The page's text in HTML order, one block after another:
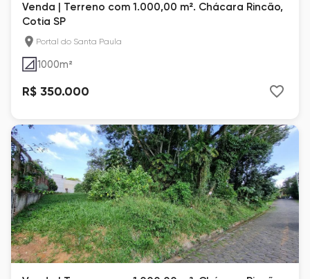
Venda | Terreno com 1.000,00 m². Chácara Rincão,
Cotia SP
Portal do Santa Paula
1000m²
R$ 350.000